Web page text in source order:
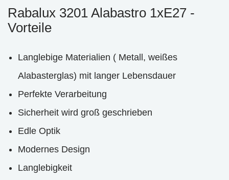
Rabalux 3201 Alabastro 1xE27 -
Vorteile
Langlebige Materialien ( Metall, weißes
Alabasterglas) mit langer Lebensdauer
Perfekte Verarbeitung
Sicherheit wird groß geschrieben
Edle Optik
Modernes Design
Langlebigkeit